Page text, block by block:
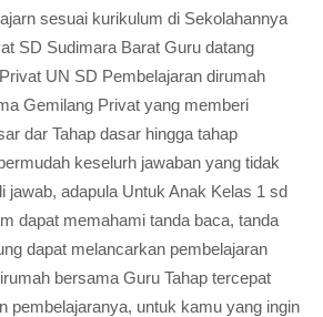
sesuai kurikulum di Sekolahannya
SD Sudimara Barat Guru datang
UN SD Pembelajaran dirumah
Gemilang Privat yang memberi
dar Tahap dasar hingga tahap
keselurh jawaban yang tidak
jawab, adapula Untuk Anak Kelas 1 sd
dapat memahami tanda baca, tanda
dapat melancarkan pembelajaran
bersama Guru Tahap tercepat
pembelajaranya, untuk kamu yang ingin